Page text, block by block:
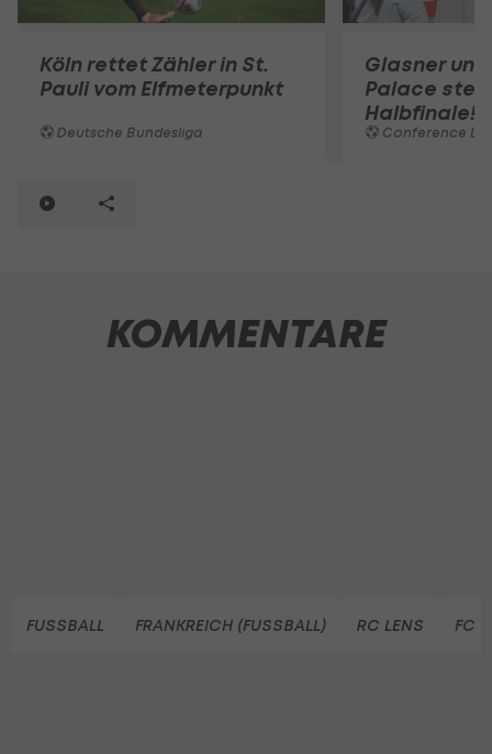
Köln rettet Zähler in St.
Pauli vom Elfmeterpunkt
Deutsche Bundesliga
Glasner
Palace
Halbfinale!
Conference
KOMMENTARE
FUSSBALL FRANKREICH (FUSSBALL) RC LENS FC